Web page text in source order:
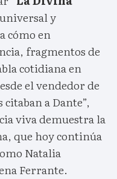
y
cómo en
fragmentos de
cotidiana en
el vendedor de
a Dante”,
viva demuestra la
que hoy continúa
Natalia
Ferrante.